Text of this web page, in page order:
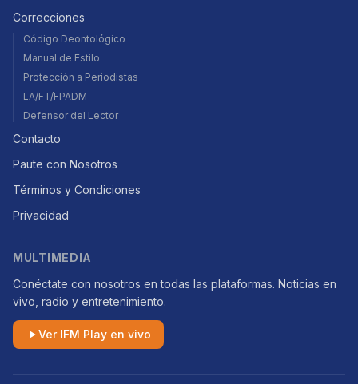
Correcciones
Código Deontológico
Manual de Estilo
Protección a Periodistas
LA/FT/FPADM
Defensor del Lector
Contacto
Paute con Nosotros
Términos y Condiciones
Privacidad
MULTIMEDIA
Conéctate con nosotros en todas las plataformas. Noticias en
vivo, radio y entretenimiento.
Ver IFM Play en vivo